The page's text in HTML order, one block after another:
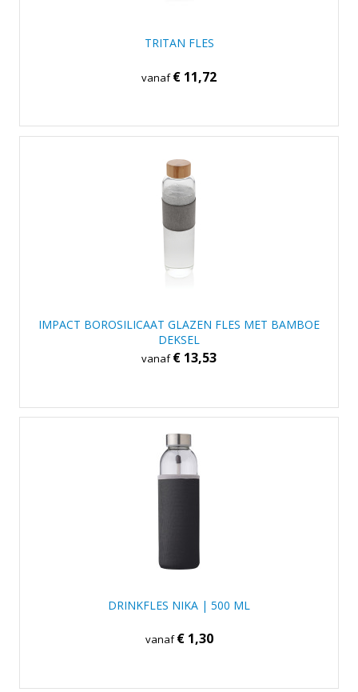
TRITAN FLES
vanaf€ 11,72
IMPACT BOROSILICAAT GLAZEN FLES MET BAMBOE
DEKSEL
vanaf€ 13,53
DRINKFLES NIKA | 500 ML
vanaf€ 1,30